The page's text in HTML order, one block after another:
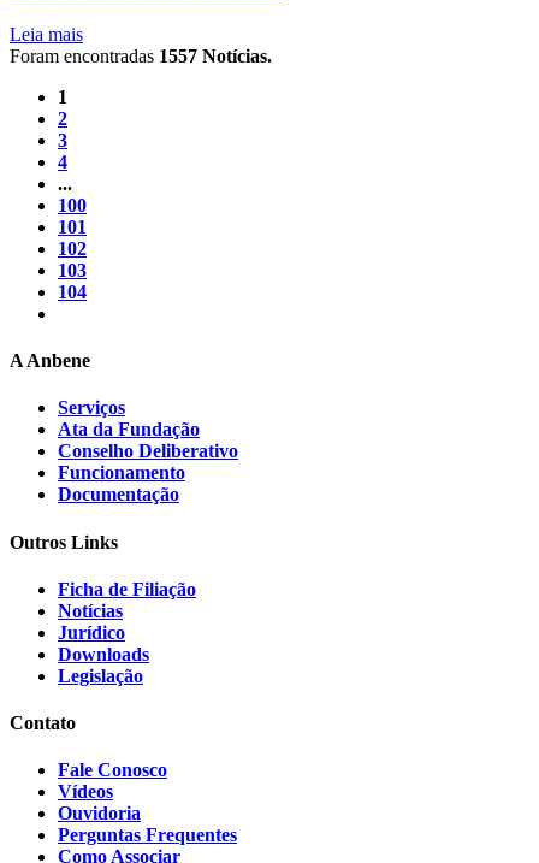
Leia mais
Foram encontradas 1557 Notícias.
1
2
3
4
...
100
101
102
103
104
A Anbene
Serviços
Ata da Fundação
Conselho Deliberativo
Funcionamento
Documentação
Outros Links
Ficha de Filiação
Notícias
Jurídico
Downloads
Legislação
Contato
Fale Conosco
Vídeos
Ouvidoria
Perguntas Frequentes
Como Associar